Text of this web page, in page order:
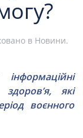
в Новини.
які
воєнного